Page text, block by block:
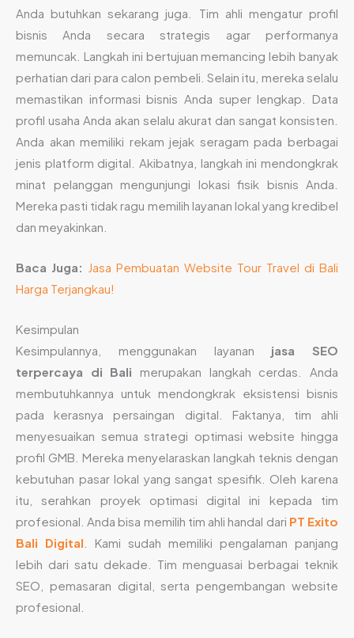
Anda butuhkan sekarang juga. Tim ahli mengatur profil
bisnis Anda secara strategis agar performanya
memuncak. Langkah ini bertujuan memancing lebih banyak
perhatian dari para calon pembeli. Selain itu, mereka selalu
memastikan informasi bisnis Anda super lengkap. Data
profil usaha Anda akan selalu akurat dan sangat konsisten.
Anda akan memiliki rekam jejak seragam pada berbagai
jenis platform digital. Akibatnya, langkah ini mendongkrak
minat pelanggan mengunjungi lokasi fisik bisnis Anda.
Mereka pasti tidak ragu memilih layanan lokal yang kredibel
dan meyakinkan.
Baca Juga: Jasa Pembuatan Website Tour Travel di Bali
Harga Terjangkau!
Kesimpulan
Kesimpulannya, menggunakan layanan jasa SEO
terpercaya di Bali merupakan langkah cerdas. Anda
membutuhkannya untuk mendongkrak eksistensi bisnis
pada kerasnya persaingan digital. Faktanya, tim ahli
menyesuaikan semua strategi optimasi website hingga
profil GMB. Mereka menyelaraskan langkah teknis dengan
kebutuhan pasar lokal yang sangat spesifik. Oleh karena
itu, serahkan proyek optimasi digital ini kepada tim
profesional. Anda bisa memilih tim ahli handal dari PT Exito
Bali Digital . Kami sudah memiliki pengalaman panjang
lebih dari satu dekade. Tim menguasai berbagai teknik
SEO, pemasaran digital, serta pengembangan website
profesional.